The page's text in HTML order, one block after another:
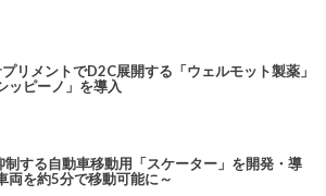
リメントでD2C展開する「ウェルモット製薬」
ッピーノ」を導入
する自動車移動用「スケーター」を開発・導
両を約5分で移動可能に～